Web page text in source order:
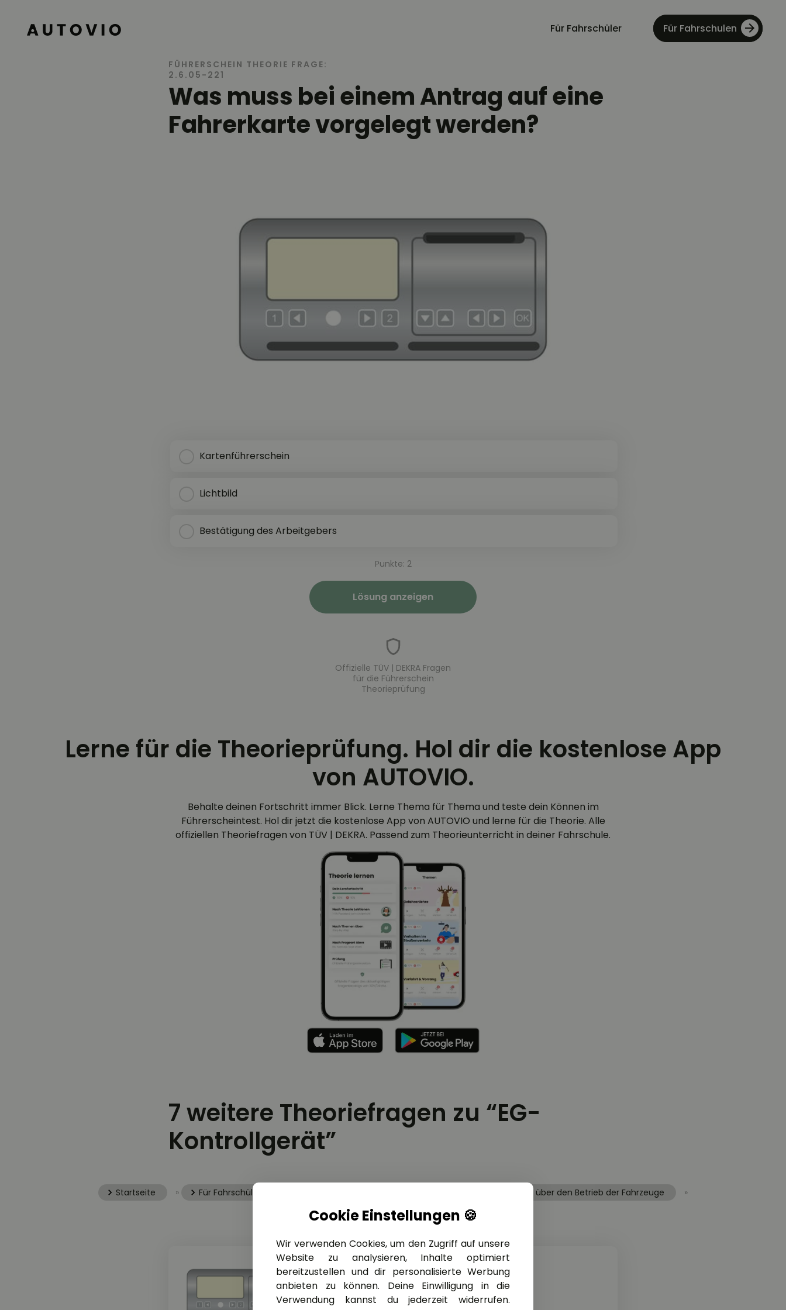
AUTOVIO Für Fahrschüler Für Fahrschulen
Was muss bei einem Antrag auf eine
Fahrerkarte vorgelegt werden?
FÜHRERSCHEIN THEORIE FRAGE:
2.6.05-221
Kartenführerschein
Lichtbild
Bestätigung des Arbeitgebers
Punkte: 2
Lösung anzeigen
Offizielle TÜV | DEKRA Fragen
für die Führerschein
Theorieprüfung
Lerne für die Theorieprüfung. Hol dir die kostenlose App
von AUTOVIO.
Behalte deinen Fortschritt immer Blick. Lerne Thema für Thema und teste dein Können im
Führerscheintest. Hol dir jetzt die kostenlose App von AUTOVIO und lerne für die Theorie. Alle
offiziellen Theoriefragen von TÜV | DEKRA. Passend zum Theorieunterricht in deiner Fahrschule.
7 weitere Theoriefragen zu “EG-
Kontrollgerät”
Startseite » Für Fahrschüler 2.6 – Vorschriften über den Betrieb der Fahrzeuge
»
2.6.05 – EG-Kontrollgerät
»
THEORIE FRAGE: 2.6.05-216
Welchen Zweck erfüllt die
Fahrerkarte?
Cookie Einstellungen 🍪
Wir verwenden Cookies, um den Zugriff auf unsere
Website zu analysieren, Inhalte optimiert
bereitzustellen und dir personalisierte Werbung
anbieten zu können. Deine Einwilligung in die
Verwendung kannst du jederzeit widerrufen.